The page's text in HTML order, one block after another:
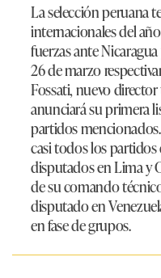
La selección peruana
internacionales del
fuerzas ante
26 de marzo
Fossati, nuevo
anunciará su primera
partidos
casi todos los partidos
disputados en Lima y
de su comando
disputado en
en fase de grupos.